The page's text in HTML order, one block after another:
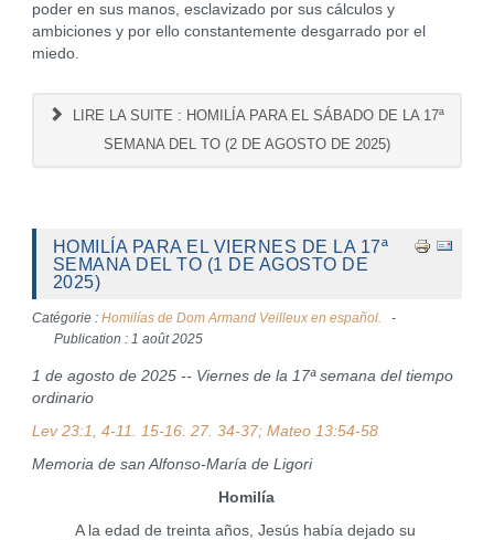
poder en sus manos, esclavizado por sus cálculos y
ambiciones y por ello constantemente desgarrado por el
miedo.
LIRE LA SUITE : HOMILÍA PARA EL SÁBADO DE LA 17ª
SEMANA DEL TO (2 DE AGOSTO DE 2025)
HOMILÍA PARA EL VIERNES DE LA 17ª
SEMANA DEL TO (1 DE AGOSTO DE
2025)
Catégorie : Homilías de Dom Armand Veilleux en español.
Publication : 1 août 2025
1 de agosto de 2025 -- Viernes de la 17ª semana del tiempo
ordinario
Lev 23:1, 4-11. 15-16. 27. 34-37; Mateo 13:54-58
Memoria de san Alfonso-María de Ligori
Homilía
A la edad de treinta años, Jesús había dejado su